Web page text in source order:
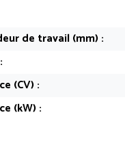
de travail (mm) :
(CV) :
(kW) :